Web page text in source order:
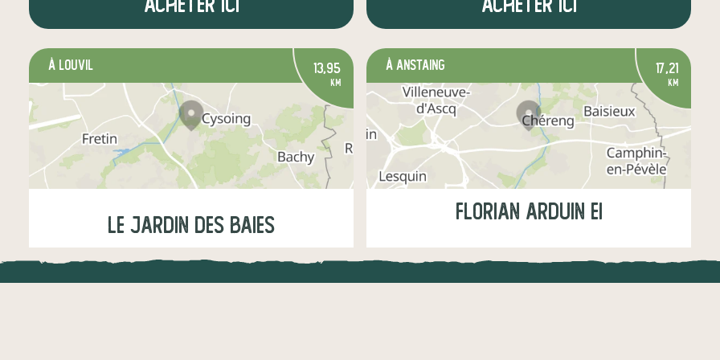
à Louvil 13,95
km
Le Jardin des Baies
Samedi10:30-11:45
à Anstaing 17,21
km
Florian Arduin EI
Jeudi16:00-18:00